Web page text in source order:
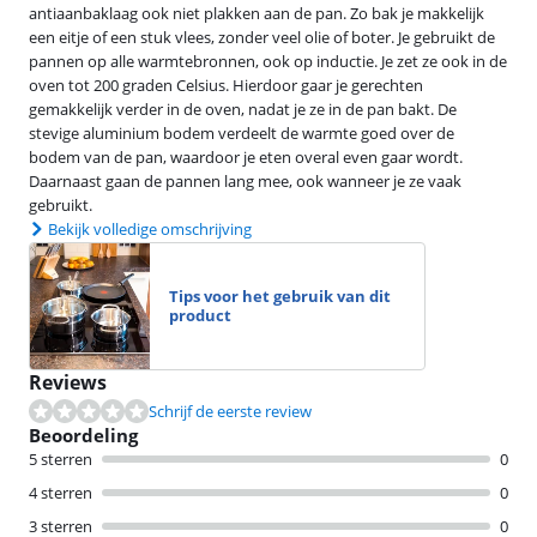
antiaanbaklaag ook niet plakken aan de pan. Zo bak je makkelijk
een eitje of een stuk vlees, zonder veel olie of boter. Je gebruikt de
pannen op alle warmtebronnen, ook op inductie. Je zet ze ook in de
oven tot 200 graden Celsius. Hierdoor gaar je gerechten
gemakkelijk verder in de oven, nadat je ze in de pan bakt. De
stevige aluminium bodem verdeelt de warmte goed over de
bodem van de pan, waardoor je eten overal even gaar wordt.
Daarnaast gaan de pannen lang mee, ook wanneer je ze vaak
gebruikt.
Bekijk volledige omschrijving
Tips voor het gebruik van dit
product
Reviews
Schrijf de eerste review
Beoordeling
5 sterren
0
4 sterren
0
3 sterren
0